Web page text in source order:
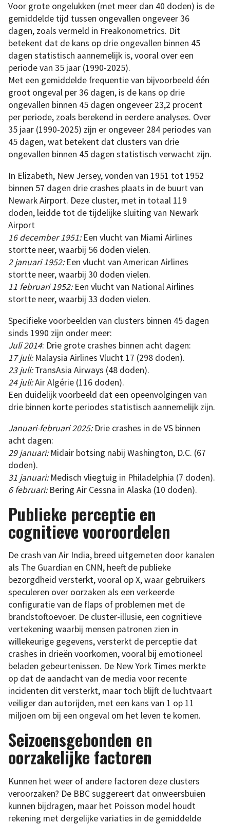
Voor grote ongelukken (met meer dan 40 doden) is de
gemiddelde tijd tussen ongevallen ongeveer 36
dagen, zoals vermeld in Freakonometrics. Dit
betekent dat de kans op drie ongevallen binnen 45
dagen statistisch aannemelijk is, vooral over een
periode van 35 jaar (1990-2025).
Met een gemiddelde frequentie van bijvoorbeeld één
groot ongeval per 36 dagen, is de kans op drie
ongevallen binnen 45 dagen ongeveer 23,2 procent
per periode, zoals berekend in eerdere analyses. Over
35 jaar (1990-2025) zijn er ongeveer 284 periodes van
45 dagen, wat betekent dat clusters van drie
ongevallen binnen 45 dagen statistisch verwacht zijn.
In Elizabeth, New Jersey, vonden van 1951 tot 1952
binnen 57 dagen drie crashes plaats in de buurt van
Newark Airport. Deze cluster, met in totaal 119
doden, leidde tot de tijdelijke sluiting van Newark
Airport
16 december 1951:Een vlucht van Miami Airlines
stortte neer, waarbij 56 doden vielen.
2 januari 1952: Een vlucht van American Airlines
stortte neer, waarbij 30 doden vielen.
11 februari 1952:Een vlucht van National Airlines
stortte neer, waarbij 33 doden vielen.
Specifieke voorbeelden van clusters binnen 45 dagen
sinds 1990 zijn onder meer:
Juli 2014: Drie grote crashes binnen acht dagen:
17 juli:Malaysia Airlines Vlucht 17 (298 doden).
23 juli:TransAsia Airways (48 doden).
24 juli:Air Algérie (116 doden).
Een duidelijk voorbeeld dat een opeenvolgingen van
drie binnen korte periodes statistisch aannemelijk zijn.
Januari-februari 2025:Drie crashes in de VS binnen
acht dagen:
29 januari: Midair botsing nabij Washington, D.C. (67
doden).
31 januari: Medisch vliegtuig in Philadelphia (7 doden).
6 februari:Bering Air Cessna in Alaska (10 doden).
Publieke perceptie en
cognitieve vooroordelen
De crash van Air India, breed uitgemeten door kanalen
als The Guardian en CNN, heeft de publieke
bezorgdheid versterkt, vooral op X, waar gebruikers
speculeren over oorzaken als een verkeerde
configuratie van de flaps of problemen met de
brandstoftoevoer. De cluster-illusie, een cognitieve
vertekening waarbij mensen patronen zien in
willekeurige gegevens, versterkt de perceptie dat
crashes in drieën voorkomen, vooral bij emotioneel
beladen gebeurtenissen. De New York Times merkte
op dat de aandacht van de media voor recente
incidenten dit versterkt, maar toch blijft de luchtvaart
veiliger dan autorijden, met een kans van 1 op 11
miljoen om bij een ongeval om het leven te komen.
Seizoensgebonden en
oorzakelijke factoren
Kunnen het weer of andere factoren deze clusters
veroorzaken? De BBC suggereert dat onweersbuien
kunnen bijdragen, maar het Poisson model houdt
rekening met dergelijke variaties in de gemiddelde